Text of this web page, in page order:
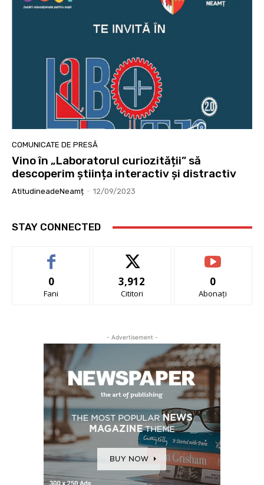
COMUNICATE DE PRESĂ
Vino în „Laboratorul curiozității” să
descoperim știința interactiv și distractiv
AtitudineadeNeamț - 12/09/2023
STAY CONNECTED
0
Fani
3,912
Cititori
0
Abonați
- Advertisement -